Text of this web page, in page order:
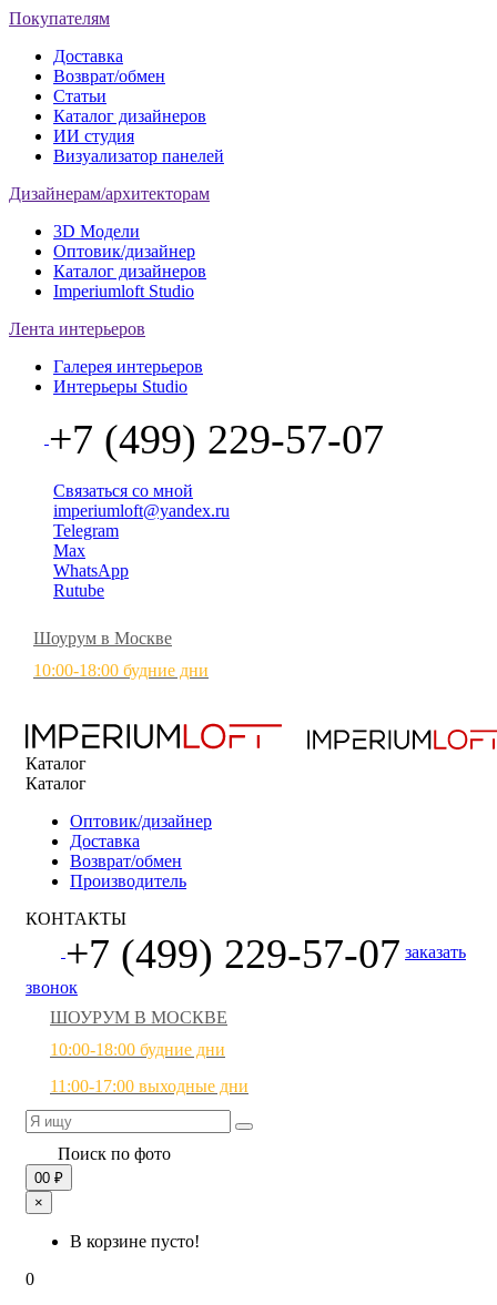
Покупателям
Доставка
Возврат/обмен
Статьи
Каталог дизайнеров
ИИ студия
Визуализатор панелей
Дизайнерам/архитекторам
3D Модели
Оптовик/дизайнер
Каталог дизайнеров
Imperiumloft Studio
Лента интерьеров
Галерея интерьеров
Интерьеры Studio
+7 (499) 229-57-07
Связаться со мной
imperiumloft@yandex.ru
Telegram
Max
WhatsApp
Rutube
Шоурум в Москве
10:00-18:00 будние дни
Каталог
Каталог
Оптовик/дизайнер
Доставка
Возврат/обмен
Производитель
КОНТАКТЫ
+7 (499) 229-57-07 заказать
звонок
ШОУРУМ В МОСКВЕ
10:00-18:00 будние дни
11:00-17:00 выходные дни
Поиск по фото
00 ₽
×
В корзине пусто!
0